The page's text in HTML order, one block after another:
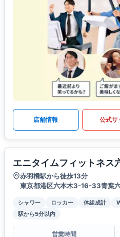
店舗情報 公式サ
エニタイムフィットネス
赤羽橋駅から徒歩13分
東京都港区六本木3-16-33青葉
シャワー ロッカー 体組成計
駅から5分以内
営業時間